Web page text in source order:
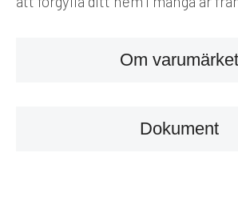
Om varumärket
Dokument